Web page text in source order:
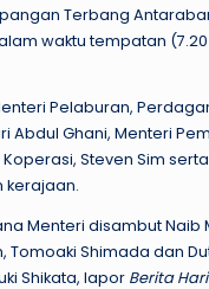
Terbang
waktu tempatan
Pelaburan,
Abdul Ghani, Menteri
Steven Sim
kerajaan.
Menteri disambut Naib
Tomoaki Shimada dan
Shikata, lapor Berita